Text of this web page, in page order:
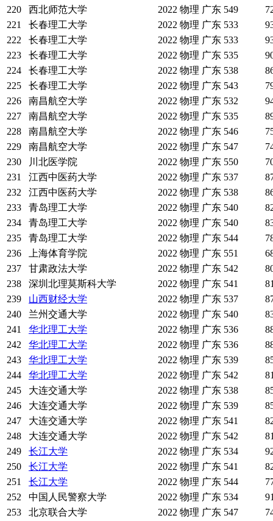
220 西北师范大学 2022 物理 广东 549
221
长春理工大学 2022 物理 广东 533
222
长春理工大学 2022 物理 广东 533
223
长春理工大学 2022 物理 广东 535
224
长春理工大学 2022 物理 广东 538
225
长春理工大学 2022 物理 广东 543
226
南昌航空大学 2022 物理 广东 532
227
南昌航空大学 2022 物理 广东 535
228
南昌航空大学 2022 物理 广东 546
229
南昌航空大学 2022 物理 广东 547
230
川北医学院 2022 物理 广东 550
231
江西中医药大学 2022 物理 广东 537
232
江西中医药大学 2022 物理 广东 538
233
青岛理工大学 2022 物理 广东 540
234
青岛理工大学 2022 物理 广东 540
235
青岛理工大学 2022 物理 广东 544
236
上海体育学院 2022 物理 广东 551
237
甘肃政法大学 2022 物理 广东 542
238
深圳北理莫斯科大学 2022 物理 广东 541
239
山西财经大学 2022 物理 广东 537
240
兰州交通大学 2022 物理 广东 540
241
华北理工大学 2022 物理 广东 536
242
华北理工大学 2022 物理 广东 536
243
华北理工大学 2022 物理 广东 539
244
华北理工大学 2022 物理 广东 542
245
大连交通大学 2022 物理 广东 538
246
大连交通大学 2022 物理 广东 539
247
大连交通大学 2022 物理 广东 541
248
大连交通大学 2022 物理 广东 542
249
长江大学 2022 物理 广东 534
250
长江大学 2022 物理 广东 541
251
长江大学 2022 物理 广东 544
252
中国人民警察大学 2022 物理 广东 534
253
北京联合大学 2022 物理 广东 547